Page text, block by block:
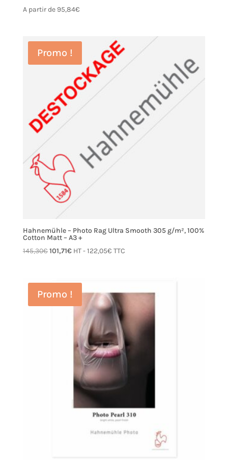
A partir de 95,84€
Promo !
Hahnemühle – Photo Rag Ultra Smooth 305 g/m², 100%
Cotton Matt – A3 +
145,30€Le
était :
145,30€.
101,71€Le
est :
101,71€.
HT -122,05€ TTC
Promo !